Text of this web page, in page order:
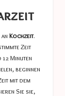
Kochzeit.
Zeit
Minuten
beginnen
mit dem
Sie sie,